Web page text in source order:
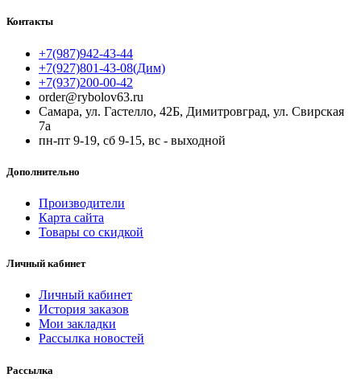
Контакты
+7(987)942-43-44
+7(927)801-43-08(Дим)
+7(937)200-00-42
order@rybolov63.ru
Самара, ул. Гастелло, 42Б, Димитровград, ул. Свирская
7а
пн-пт 9-19, сб 9-15, вс - выходной
Дополнительно
Производители
Карта сайта
Товары со скидкой
Личный кабинет
Личный кабинет
История заказов
Мои закладки
Рассылка новостей
Рассылка